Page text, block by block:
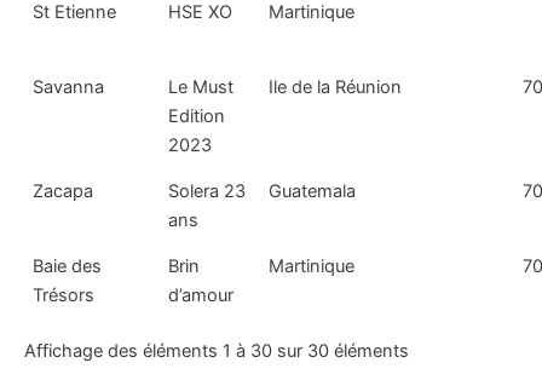
St Etienne HSE XO Martinique
Savanna
Le Must
Edition
2023
Ile de la Réunion
Zacapa
Solera 23
ans
Guatemala
Baie des
Trésors
Brin
d’amour
Martinique
Affichage des éléments 1 à 30 sur 30 éléments